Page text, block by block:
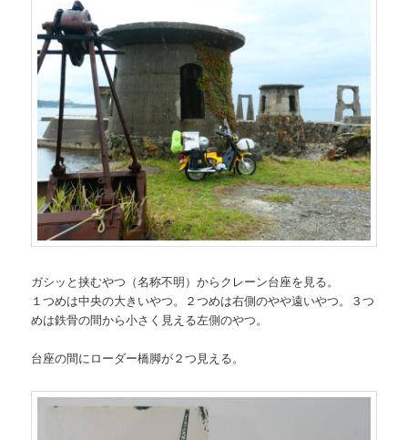
ガシッと挟むやつ（名称不明）からクレーン台座を見る。
１つめは中央の大きいやつ。２つめは右側のやや遠いやつ。３つ
めは鉄骨の間から小さく見える左側のやつ。
台座の間にローダー橋脚が２つ見える。